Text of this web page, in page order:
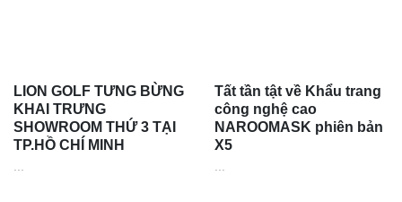
LION GOLF TƯNG BỪNG
KHAI TRƯNG
SHOWROOM THỨ 3 TẠI
TP.HỒ CHÍ MINH
Tất tần tật về Khẩu trang
công nghệ cao
NAROOMASK phiên bản
X5